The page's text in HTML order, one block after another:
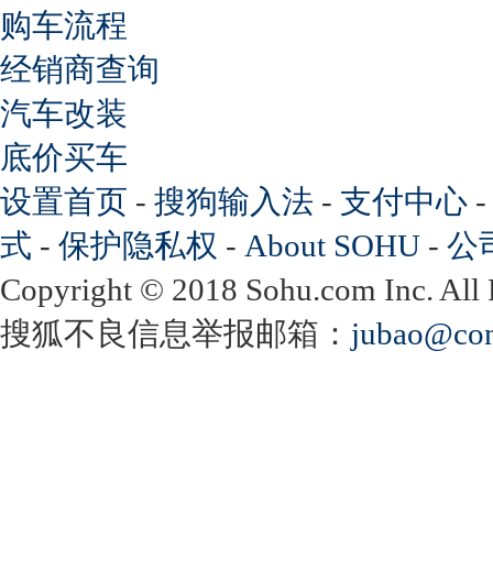
购车流程
经销商查询
汽车改装
底价买车
设置首页 - 搜狗输入法 - 支付中心 -
式 - 保护隐私权 - About SOHU - 公
Copyright © 2018 Sohu.com Inc.
搜狐不良信息举报邮箱：